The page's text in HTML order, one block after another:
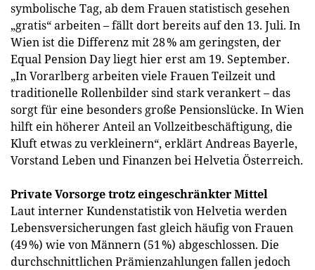
symbolische Tag, ab dem Frauen statistisch gesehen
„gratis“ arbeiten – fällt dort bereits auf den 13. Juli. In
Wien ist die Differenz mit 28 % am geringsten, der
Equal Pension Day liegt hier erst am 19. September.
„In Vorarlberg arbeiten viele Frauen Teilzeit und
traditionelle Rollenbilder sind stark verankert – das
sorgt für eine besonders große Pensionslücke. In Wien
hilft ein höherer Anteil an Vollzeitbeschäftigung, die
Kluft etwas zu verkleinern“, erklärt Andreas Bayerle,
Vorstand Leben und Finanzen bei Helvetia Österreich.
Private Vorsorge trotz eingeschränkter Mittel
Laut interner Kundenstatistik von Helvetia werden
Lebensversicherungen fast gleich häufig von Frauen
(49 %) wie von Männern (51 %) abgeschlossen. Die
durchschnittlichen Prämienzahlungen fallen jedoch